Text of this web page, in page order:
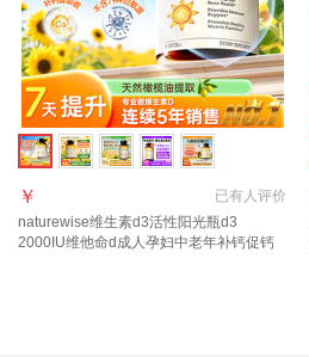
已有人评价
￥
naturewise维生素d3活性阳光瓶d3
2000IU维他命d成人孕妇中老年补钙促钙